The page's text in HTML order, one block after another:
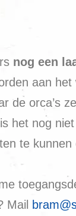
nog een
aan
de orca’s
het nog
te
Mail